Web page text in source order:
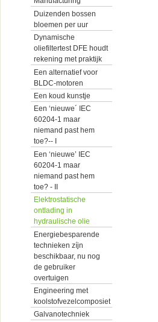
Duizenden bossen
bloemen per uur
Dynamische
oliefiltertest DFE houdt
rekening met praktijk
Een alternatief voor
BLDC-motoren
Een koud kunstje
Een ‘nieuwe´ IEC
60204-1 maar
niemand past hem
toe?-- I
Een ‘nieuwe’ IEC
60204-1 maar
niemand past hem
toe? - II
Elektrostatische
ontlading in
hydraulische olie
Energiebesparende
technieken zíjn
beschikbaar, nu nog
de gebruiker
overtuigen
Engineering met
koolstofvezelcomposiet
Galvanotechniek